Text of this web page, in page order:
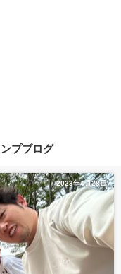
プブログ
2023年4月28日